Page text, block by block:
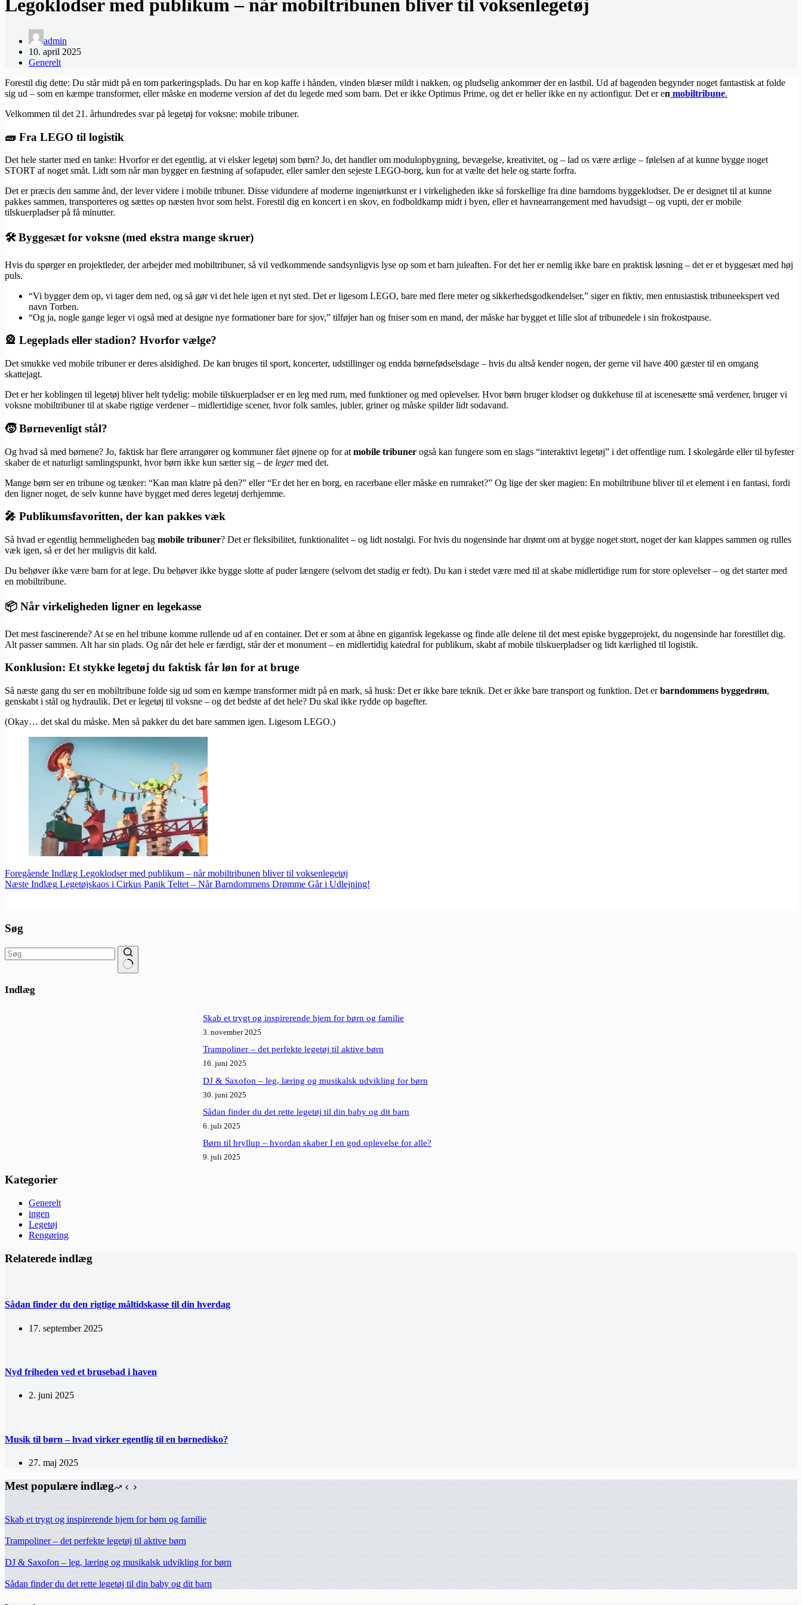
Legoklodser med publikum – når mobiltribunen bliver til voksenlegetøj
admin
10. april 2025
Generelt
Forestil dig dette: Du står midt på en tom parkeringsplads. Du har en kop kaffe i hånden, vinden blæser mildt i nakken, og pludselig ankommer der en lastbil. Ud af bagenden begynder noget fantastisk at folde
sig ud – som en kæmpe transformer, eller måske en moderne version af det du legede med som barn. Det er ikke Optimus Prime, og det er heller ikke en ny actionfigur. Det er en mobiltribune.
Velkommen til det 21. århundredes svar på legetøj for voksne: mobile tribuner.
🧱 Fra LEGO til logistik
Det hele starter med en tanke: Hvorfor er det egentlig, at vi elsker legetøj som børn? Jo, det handler om modulopbygning, bevægelse, kreativitet, og – lad os være ærlige – følelsen af at kunne bygge noget
STORT af noget småt. Lidt som når man bygger en fæstning af sofapuder, eller samler den sejeste LEGO-borg, kun for at vælte det hele og starte forfra.
Det er præcis den samme ånd, der lever videre i mobile tribuner. Disse vidundere af moderne ingeniørkunst er i virkeligheden ikke så forskellige fra dine barndoms byggeklodser. De er designet til at kunne
pakkes sammen, transporteres og sættes op næsten hvor som helst. Forestil dig en koncert i en skov, en fodboldkamp midt i byen, eller et havnearrangement med havudsigt – og vupti, der er mobile
tilskuerpladser på få minutter.
🛠️ Byggesæt for voksne (med ekstra mange skruer)
Hvis du spørger en projektleder, der arbejder med mobiltribuner, så vil vedkommende sandsynligvis lyse op som et barn juleaften. For det her er nemlig ikke bare en praktisk løsning – det er et byggesæt med høj
puls.
“Vi bygger dem op, vi tager dem ned, og så gør vi det hele igen et nyt sted. Det er ligesom LEGO, bare med flere meter og sikkerhedsgodkendelser,” siger en fiktiv, men entusiastisk tribuneekspert ved
navn Torben.
“Og ja, nogle gange leger vi også med at designe nye formationer bare for sjov,” tilføjer han og fniser som en mand, der måske har bygget et lille slot af tribunedele i sin frokostpause.
🎡 Legeplads eller stadion? Hvorfor vælge?
Det smukke ved mobile tribuner er deres alsidighed. De kan bruges til sport, koncerter, udstillinger og endda børnefødselsdage – hvis du altså kender nogen, der gerne vil have 400 gæster til en omgang
skattejagt.
Det er her koblingen til legetøj bliver helt tydelig: mobile tilskuerpladser er en leg med rum, med funktioner og med oplevelser. Hvor børn bruger klodser og dukkehuse til at iscenesætte små verdener, bruger vi
voksne mobiltribuner til at skabe rigtige verdener – midlertidige scener, hvor folk samles, jubler, griner og måske spilder lidt sodavand.
🧒 Børnevenligt stål?
Og hvad så med børnene? Jo, faktisk har flere arrangører og kommuner fået øjnene op for at mobile tribuner også kan fungere som en slags “interaktivt legetøj” i det offentlige rum. I skolegårde eller til byfester
skaber de et naturligt samlingspunkt, hvor børn ikke kun sætter sig – de legermed det.
Mange børn ser en tribune og tænker: “Kan man klatre på den?” eller “Er det her en borg, en racerbane eller måske en rumraket?” Og lige der sker magien: En mobiltribune bliver til et element i en fantasi, fordi
den ligner noget, de selv kunne have bygget med deres legetøj derhjemme.
🎤 Publikumsfavoritten, der kan pakkes væk
Så hvad er egentlig hemmeligheden bag mobile tribuner? Det er fleksibilitet, funktionalitet – og lidt nostalgi. For hvis du nogensinde har drømt om at bygge noget stort, noget der kan klappes sammen og rulles
væk igen, så er det her muligvis dit kald.
Du behøver ikke være barn for at lege. Du behøver ikke bygge slotte af puder længere (selvom det stadig er fedt). Du kan i stedet være med til at skabe midlertidige rum for store oplevelser – og det starter med
en mobiltribune.
📦 Når virkeligheden ligner en legekasse
Det mest fascinerende? At se en hel tribune komme rullende ud af en container. Det er som at åbne en gigantisk legekasse og finde alle delene til det mest episke byggeprojekt, du nogensinde har forestillet dig.
Alt passer sammen. Alt har sin plads. Og når det hele er færdigt, står der et monument – en midlertidig katedral for publikum, skabt af mobile tilskuerpladser og lidt kærlighed til logistik.
Konklusion: Et stykke legetøj du faktisk får løn for at bruge
Så næste gang du ser en mobiltribune folde sig ud som en kæmpe transformer midt på en mark, så husk: Det er ikke bare teknik. Det er ikke bare transport og funktion. Det erbarndommens byggedrøm,
genskabt i stål og hydraulik. Det er legetøj til voksne – og det bedste af det hele? Du skal ikke rydde op bagefter.
(Okay… det skal du måske. Men så pakker du det bare sammen igen. Ligesom LEGO.)
Foregående Indlæg Legoklodser med publikum – når mobiltribunen bliver til voksenlegetøj
Næste Indlæg Legetøjskaos i Cirkus Panik Teltet – Når Barndommens Drømme Går i Udlejning!
Søg
resultater
Indlæg
Skab et trygt og inspirerende hjem for børn og familie
3. november 2025
Trampoliner – det perfekte legetøj til aktive børn
16. juni 2025
DJ & Saxofon – leg, læring og musikalsk udvikling for børn
30. juni 2025
Sådan finder du det rette legetøj til din baby og dit barn
6. juli 2025
Børn til bryllup – hvordan skaber I en god oplevelse for alle?
9. juli 2025
Kategorier
Generelt
ingen
Legetøj
Rengøring
Relaterede indlæg
Sådan finder du den rigtige måltidskasse til din hverdag
17. september 2025
Nyd friheden ved et brusebad i haven
2. juni 2025
Musik til børn – hvad virker egentlig til en børnedisko?
27. maj 2025
Mest populære indlæg
Skab et trygt og inspirerende hjem for børn og familie
Trampoliner – det perfekte legetøj til aktive børn
DJ & Saxofon – leg, læring og musikalsk udvikling for børn
Sådan finder du det rette legetøj til din baby og dit barn